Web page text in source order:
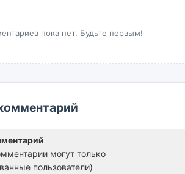
пока нет. Будьте первым!
могут только
пользователи)